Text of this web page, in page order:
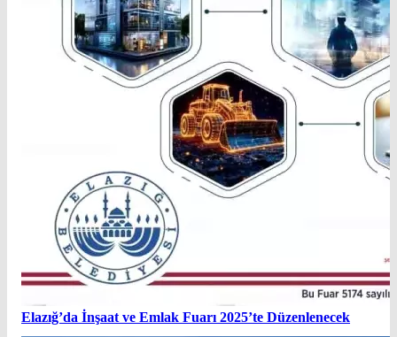
Elazığ’da İnşaat ve Emlak Fuarı 2025’te Düzenlenecek